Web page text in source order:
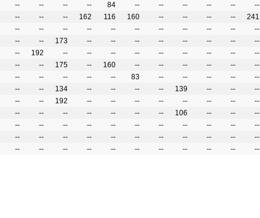
-- -- -- -- 84 -- -- -- -- -- --
-- -- -- 162 116 160 -- -- -- -- 241
-- -- -- -- -- -- -- -- -- -- --
-- -- 173 -- -- -- -- -- -- -- --
-- 192 -- -- -- -- -- -- -- -- --
-- -- 175 -- 160 -- -- -- -- -- --
-- -- -- -- -- 83 -- -- -- -- --
-- -- 134 -- -- -- -- 139 -- -- --
-- -- 192 -- -- -- -- -- -- -- --
-- -- -- -- -- -- -- 106 -- -- --
-- -- -- -- -- -- -- -- -- -- --
-- -- -- -- -- -- -- -- -- -- --
-- -- -- -- -- -- -- -- -- -- --